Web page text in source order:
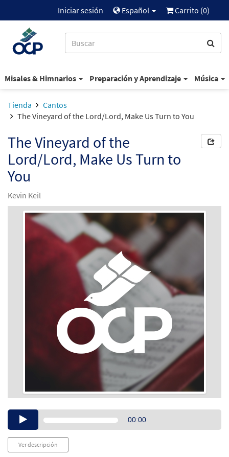
Iniciar sesión Español Carrito (0)
Misales & Himnarios Preparación y Aprendizaje Música
Tienda
Cantos
The Vineyard of the Lord/Lord, Make Us Turn to You
The Vineyard of the
Lord/Lord, Make Us Turn to
You
Kevin Keil
Audio00:00
Ver descripción